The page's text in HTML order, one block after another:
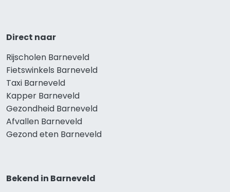
Direct naar
Rijscholen Barneveld
Fietswinkels Barneveld
Taxi Barneveld
Kapper Barneveld
Gezondheid Barneveld
Afvallen Barneveld
Gezond eten Barneveld
Bekend in Barneveld